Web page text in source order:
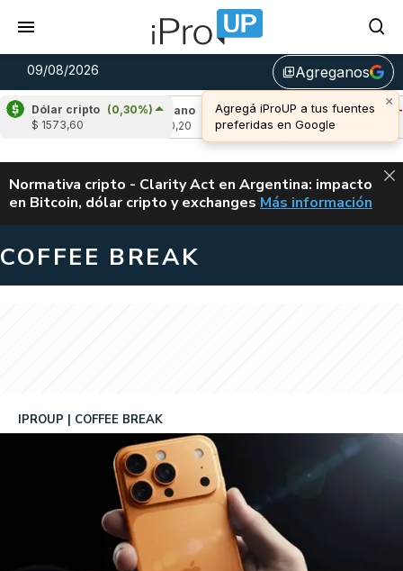
09/08/2026 library_addAgreganos
×
Agregá iProUP a tus fuentes
preferidas en Google
Dólar cripto (0,30%)
$ 1573,60
Cardano
(-1,81%)
Avalanche (-
u$s 6,48
ALERTA
Normativa cripto - Clarity Act en Argentina: impacto
en Bitcoin, dólar cripto y exchanges CLARITY ACT EN
Más información
COFFEE BREAK
IPROUP COFFEE BREAK